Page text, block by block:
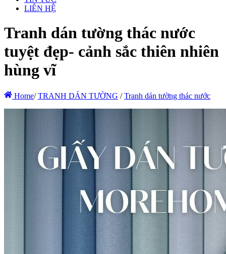
LIÊN HỆ
Tranh dán tường thác nước
tuyệt đẹp- cảnh sắc thiên nhiên
hùng vĩ
Home/ TRANH DÁN TƯỜNG / Tranh dán tường thác nước